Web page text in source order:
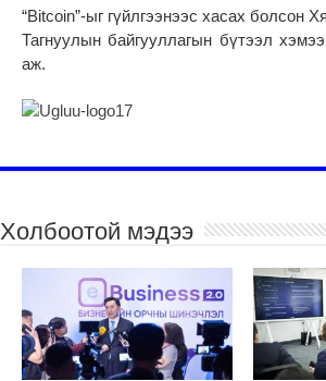
“Вitcoin”-ыг гүйлгээнээс хасах болсон
Тагнуулын байгууллагын бүтээл
аж.
Холбоотой мэдээ